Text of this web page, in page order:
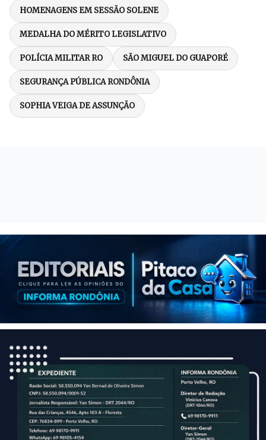
HOMENAGENS EM SESSÃO SOLENE
MEDALHA DO MÉRITO LEGISLATIVO
POLÍCIA MILITAR RO SÃO MIGUEL DO GUAPORÉ
SEGURANÇA PÚBLICA RONDÔNIA
SOPHIA VEIGA DE ASSUNÇÃO